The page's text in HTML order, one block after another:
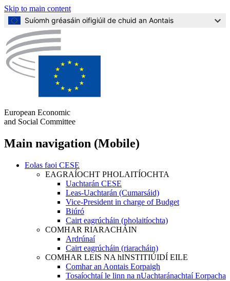
Skip to main content
Suíomh gréasáin oifigiúil de chuid an Aontais
European Economic
and Social Committee
Main navigation (Mobile)
Eolas faoi CESE
EAGRAÍOCHT PHOLAITÍOCHTA
Uachtarán CESE
Leas-Uachtarán (Cumarsáid)
Vice-President in charge of Budget
Biúró
Cairt eagrúcháin (pholaitíochta)
COMHAR RIARACHÁIN
Ardrúnaí
Cairt eagrúcháin (riaracháin)
COMHAR LEIS NA hINSTITIÚIDÍ EILE
Comhar an Aontais Eorpaigh
Tosaíochtaí le linn na nUachtaránachtaí Eorpacha